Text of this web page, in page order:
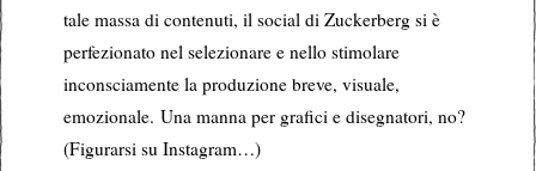
tale massa di contenuti, il social di Zuckerberg si è
perfezionato nel selezionare e nello stimolare
inconsciamente la produzione breve, visuale,
emozionale. Una manna per grafici e disegnatori, no?
(Figurarsi su Instagram…)